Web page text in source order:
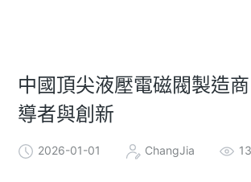
中國頂尖液壓電磁閥製造
導者與創新
2026-01-01 ChangJia